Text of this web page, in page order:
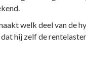
welk deel van de
hij zelf de